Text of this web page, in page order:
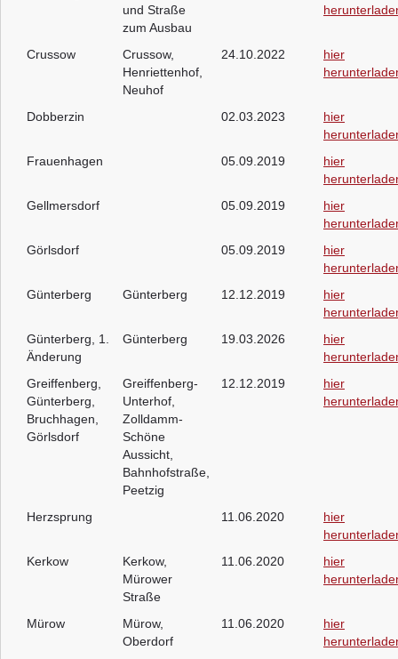
und Straße
zum Ausbau
Crussow
Crussow,
Henriettenhof,
Neuhof
24.10.2022
hier
Dobberzin 02.03.2023
hier
Frauenhagen
05.09.2019
hier
Gellmersdorf
05.09.2019
hier
Görlsdorf
05.09.2019
hier
Günterberg
Günterberg 12.12.2019
hier
Günterberg, 1.
Änderung
Günterberg 19.03.2026
hier
Greiffenberg,
Günterberg,
Bruchhagen,
Görlsdorf
Greiffenberg-
Unterhof,
Zolldamm-
Schöne
Aussicht,
Bahnhofstraße,
Peetzig
12.12.2019
hier
Herzsprung 11.06.2020
hier
Kerkow
Kerkow,
Mürower
Straße
11.06.2020
hier
Mürow
Mürow,
Oberdorf
11.06.2020
hier